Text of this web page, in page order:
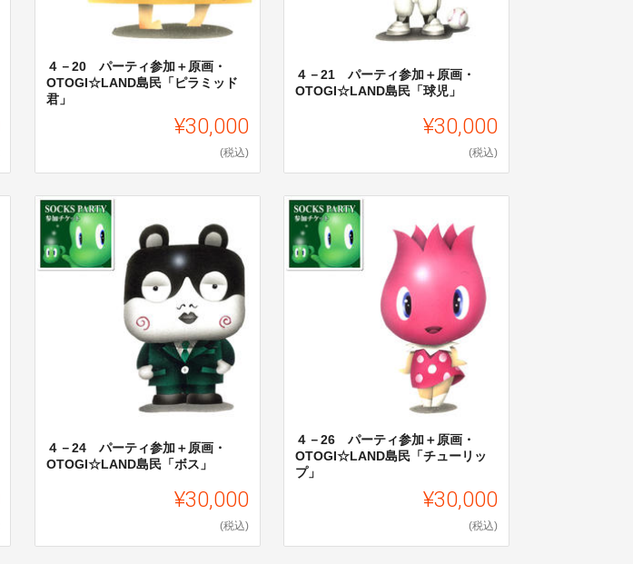
４－20 パーティ参加＋原画・
OTOGI☆LAND島民「ピラミッド
君」
¥30,000
(税込)
４－21 パーティ参加＋原画・
OTOGI☆LAND島民「球児」
¥30,000
(税込)
４－24 パーティ参加＋原画・
OTOGI☆LAND島民「ボス」
¥30,000
(税込)
４－26 パーティ参加＋原画・
OTOGI☆LAND島民「チューリッ
プ」
¥30,000
(税込)